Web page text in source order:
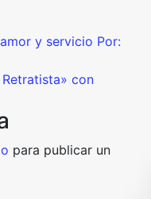
y servicio Por:
con
para publicar un